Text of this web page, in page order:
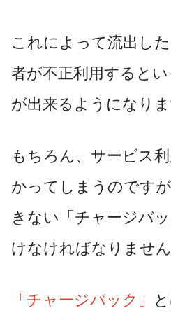
これによって流出し
者が不正利用すると
が出来るようになりま
もちろん、サービス
かってしまうのです
きない「チャージバ
けなければなりません
「チャージバック」